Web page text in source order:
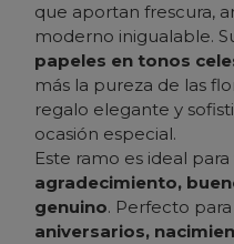
que aportan frescura,
moderno inigualable.
papeles en tonos
más la pureza de las
regalo elegante y
ocasión especial.
Este ramo es ideal
agradecimiento,
genuino. Perfecto para
aniversarios,